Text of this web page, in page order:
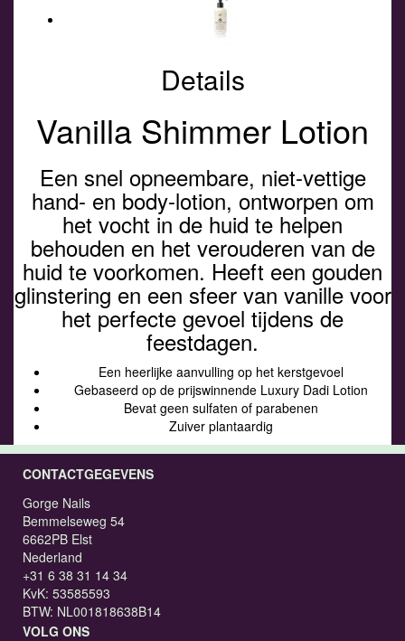
Details
Vanilla Shimmer Lotion
Een snel opneembare, niet-vettige
hand- en body-lotion, ontworpen om
het vocht in de huid te helpen
behouden en het verouderen van de
huid te voorkomen. Heeft een gouden
glinstering en een sfeer van vanille voor
het perfecte gevoel tijdens de
feestdagen.
Een heerlijke aanvulling op het kerstgevoel
Gebaseerd op de prijswinnende Luxury Dadi Lotion
Bevat geen sulfaten of parabenen
Zuiver plantaardig
CONTACTGEGEVENS
Gorge Nails
Bemmelseweg 54
6662PB Elst
Nederland
+31 6 38 31 14 34
KvK: 53585593
BTW: NL001818638B14
VOLG ONS